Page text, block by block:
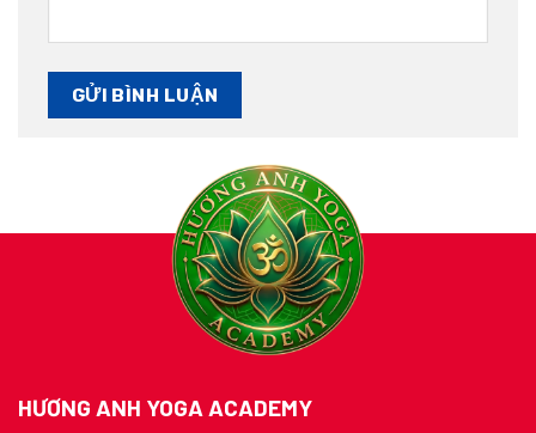
HƯƠNG ANH YOGA ACADEMY